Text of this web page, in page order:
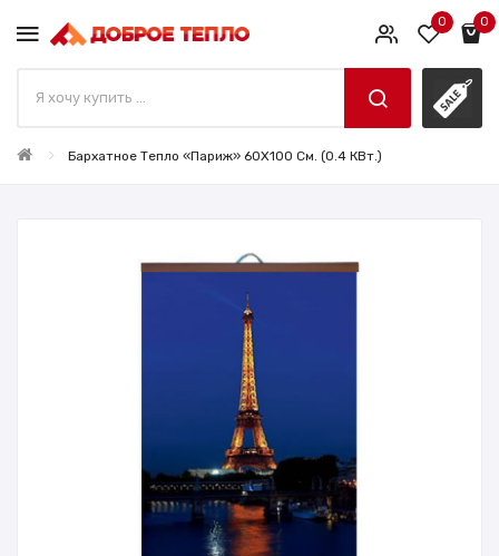
0 0
Бархатное Тепло «Париж» 60X100 См. (0.4 КВт.)